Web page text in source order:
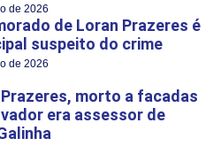
de 2026
de Loran Prazeres é
suspeito do crime
de 2026
morto a facadas
era assessor de